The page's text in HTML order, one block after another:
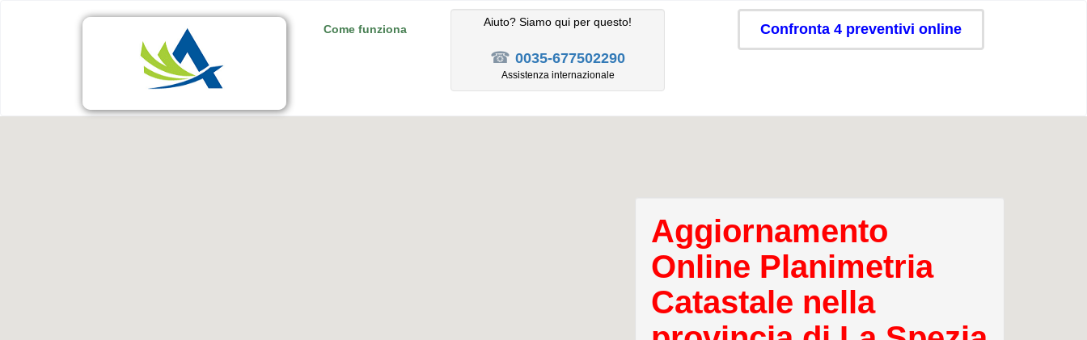
Come funziona
Aiuto? Siamo qui per questo!
☎ 0035-677502290
Assistenza internazionale
Confronta 4 preventivi online
Aggiornamento
Online Planimetria
Catastale nella